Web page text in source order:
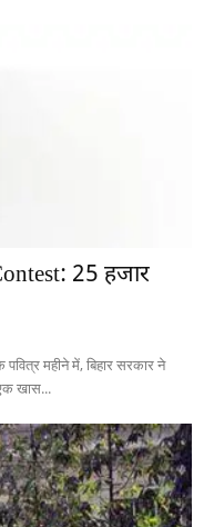
25 हजार
महीने में, बिहार सरकार ने
खास...